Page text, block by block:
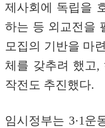
제사회에 독립을
하는 등 외교전을
모집의 기반을 마
체를 갖추려 했고
작전도 추진했다.
임시정부는 3·1운